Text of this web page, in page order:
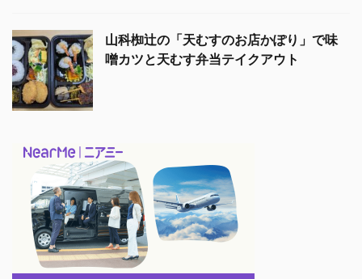
山科椥辻の「天むすのお店かぽり」で味
噌カツと天むす弁当テイクアウト